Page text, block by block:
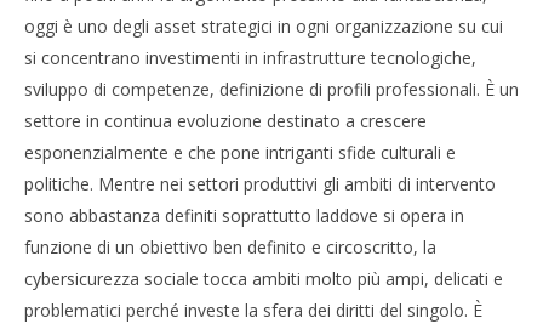
oggi è uno degli asset strategici in ogni organizzazione su cui
si concentrano investimenti in infrastrutture tecnologiche,
sviluppo di competenze, definizione di profili professionali. È un
settore in continua evoluzione destinato a crescere
esponenzialmente e che pone intriganti sfide culturali e
politiche. Mentre nei settori produttivi gli ambiti di intervento
sono abbastanza definiti soprattutto laddove si opera in
funzione di un obiettivo ben definito e circoscritto, la
cybersicurezza sociale tocca ambiti molto più ampi, delicati e
problematici perché investe la sfera dei diritti del singolo. È